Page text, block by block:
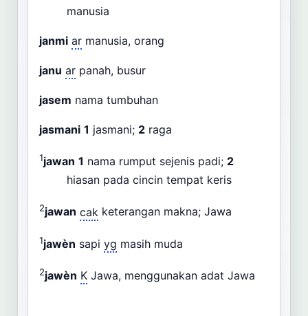
manusia
janmi ar manusia, orang
janu ar panah, busur
jasem nama tumbuhan
jasmani 1 jasmani; 2 raga
1jawan 1 nama rumput sejenis padi; 2
hiasan pada cincin tempat keris
2jawan cak keterangan makna; Jawa
1jawèn sapi yg masih muda
2jawèn K Jawa, menggunakan adat Jawa